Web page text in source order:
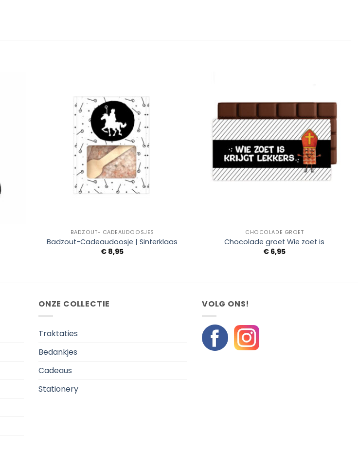
BADZOUT- CADEAUDOOSJES
Badzout-Cadeaudoosje | Sinterklaas
€ 8,95
Wishlist
CHOCOLADE GROET
Chocolade groet Wie zoet is
€ 6,95
ONZE COLLECTIE
Traktaties
Bedankjes
Cadeaus
Stationery
VOLG ONS!